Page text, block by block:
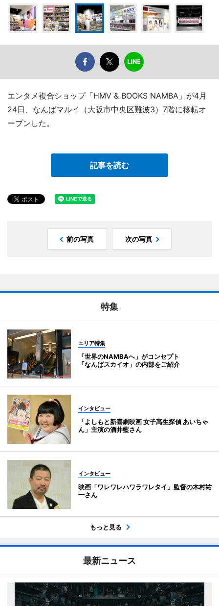
エンタメ複合ショップ「HMV & BOOKS NAMBA」が4月
24日、なんばマルイ（大阪市中央区難波3）7階に移転オ
ープンした。
記事を読む
前の写真 次の写真
特集
エリア特集
「世界のNAMBAへ」がコンセプト
「なんばスカイオ」の内部をご紹介
インタビュー
「よしもと新喜劇映画 女子高生探偵 あいちゃ
ん」主演の酒井藍さん
インタビュー
映画「ワレワレハワラワレタイ」監督の木村祐
一さん
もっと見る
最新ニュース